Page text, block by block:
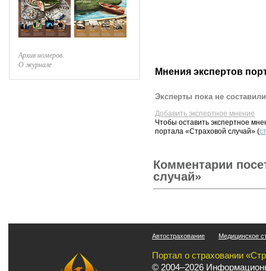
Архив номеров
О журнале
Мнения экспертов
Эксперты пока не
Добавить экспертное мнение
Чтобы оставить экспертное
портала «Страховой случай» (
Комментарии
случай»
Автострахование Медицинское
Портал о страховании
© 2004–2026